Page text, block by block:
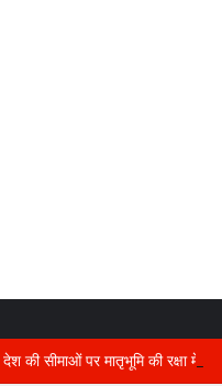
देश की सीमाओं पर मातृभूमि की रक्षा में